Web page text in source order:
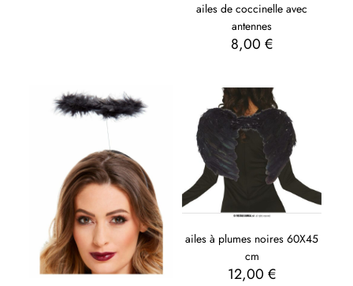
ailes de coccinelle avec
antennes
8,00 €
ailes à plumes noires 60X45
cm
12,00 €